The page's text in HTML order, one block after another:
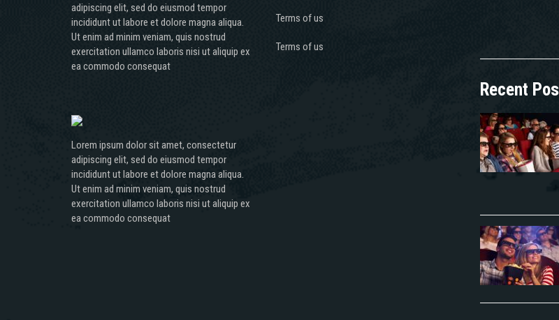
adipiscing elit, sed do eiusmod tempor
incididunt ut labore et dolore magna aliqua.
Ut enim ad minim veniam, quis nostrud
exercitation ullamco laboris nisi ut aliquip ex
ea commodo consequat
Lorem ipsum dolor sit amet, consectetur
adipiscing elit, sed do eiusmod tempor
incididunt ut labore et dolore magna aliqua.
Ut enim ad minim veniam, quis nostrud
exercitation ullamco laboris nisi ut aliquip ex
ea commodo consequat
Terms of us
Terms of us
Recent